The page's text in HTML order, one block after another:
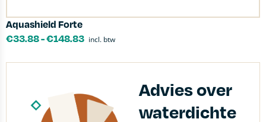
Aquashield Forte
€33.88-€148.83 incl. btw
Advies over
waterdichte